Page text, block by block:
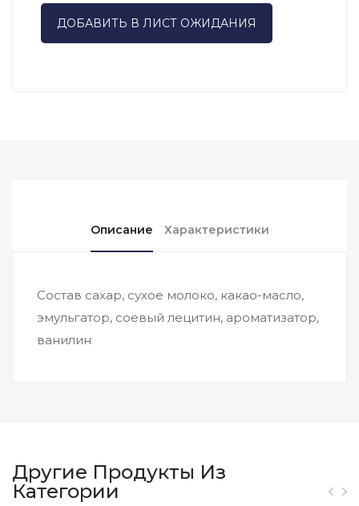
ДОБАВИТЬ В ЛИСТ ОЖИДАНИЯ
Описание Характеристики
Состав сахар, сухое молоко, какао-масло,
эмульгатор, соевый лецитин, ароматизатор,
ванилин
Другие Продукты Из
Категории